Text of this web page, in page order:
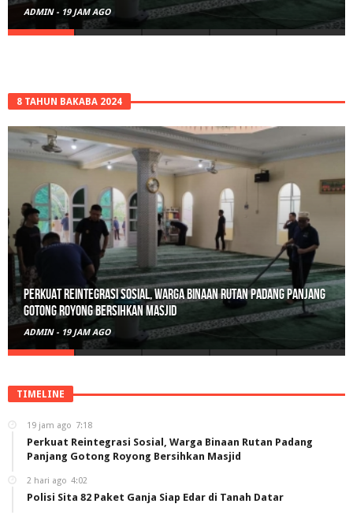
ADMIN - 19 JAM AGO
8 TAHUN BAKABA 2024
Perkuat Reintegrasi Sosial, Warga Binaan Rutan Padang Panjang
Gotong Royong Bersihkan Masjid
ADMIN - 19 JAM AGO
TIMELINE
19 jam ago 7:18
Perkuat Reintegrasi Sosial, Warga Binaan Rutan Padang
Panjang Gotong Royong Bersihkan Masjid
2 hari ago 4:02
Polisi Sita 82 Paket Ganja Siap Edar di Tanah Datar